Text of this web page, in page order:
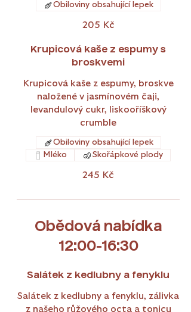
205 Kč
Obiloviny obsahující lepek
Krupicová kaše z espumy s
broskvemi
Krupicová kaše z espumy, broskve
naložené v jasmínovém čaji,
levandulový cukr, liskooříškový
crumble
245 Kč
Obiloviny obsahující lepek
Mléko
Skořápkové plody
Obědová nabídka
12:00-16:30
Salátek z kedlubny a fenyklu
Salátek z kedlubny a fenyklu, zálivka
z našeho růžového octa a tonicu